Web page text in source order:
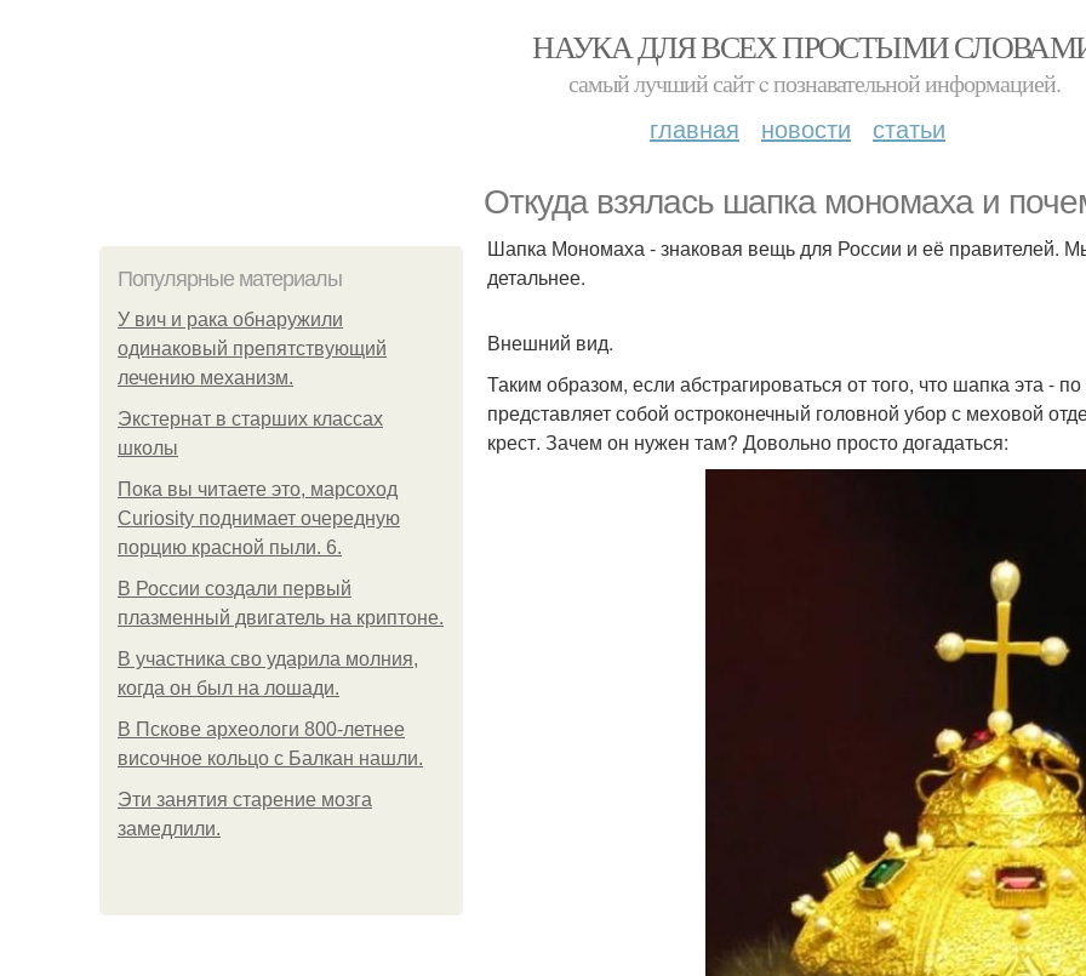
НАУКА ДЛЯ ВСЕХ ПРОСТЫМИ
самый лучший сайт c познавательной информацией.
главная новости статьи
Откуда взялась шапка мономаха и
Популярные материалы
У вич и рака обнаружили
одинаковый препятствующий
лечению механизм.
Экстернат в старших классах
школы
Пока вы читаете это, марсоход
Curiosity поднимает очередную
порцию красной пыли. 6.
В России создали первый
плазменный двигатель на криптоне.
В участника сво ударила молния,
когда он был на лошади.
В Пскове археологи 800-летнее
височное кольцо с Балкан нашли.
Эти занятия старение мозга
замедлили.
Шапка Мономаха - знаковая вещь для России и её правителей.
детальнее.
Внешний вид.
Таким образом, если абстрагироваться от того, что шапка эта -
представляет собой остроконечный головной убор с меховой
крест. Зачем он нужен там? Довольно просто догадаться: